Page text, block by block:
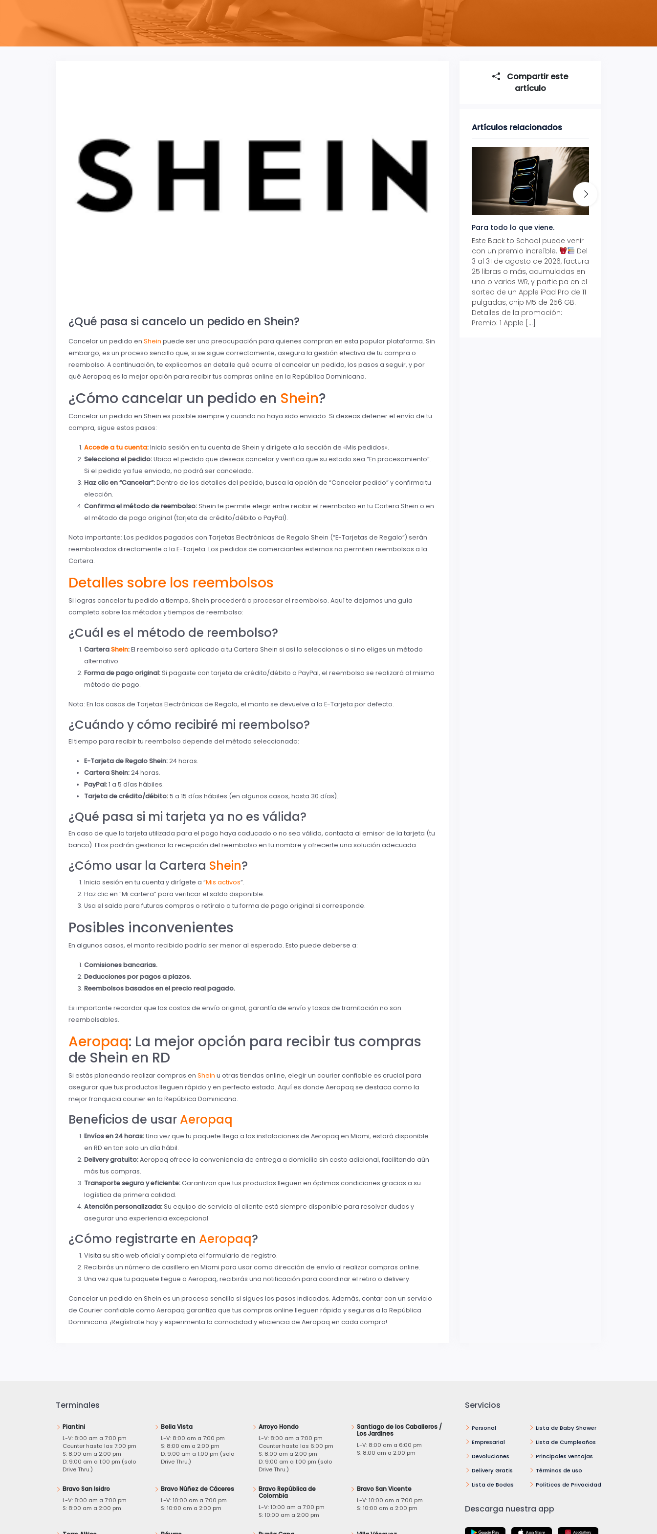
¿Qué pasa si cancelo un pedido en Shein?
Cancelar un pedido en Shein puede ser una preocupación para quienes compran en esta popular plataforma. Sin
embargo, es un proceso sencillo que, si se sigue correctamente, asegura la gestión efectiva de tu compra o
reembolso. A continuación, te explicamos en detalle qué ocurre al cancelar un pedido, los pasos a seguir, y por
qué Aeropaq es la mejor opción para recibir tus compras online en la República Dominicana.
¿Cómo cancelar un pedido en Shein?
Cancelar un pedido en Shein es posible siempre y cuando no haya sido enviado. Si deseas detener el envío de tu
compra, sigue estos pasos:
Accede a tu cuenta:Inicia sesión en tu cuenta de Shein y dirígete a la sección de «Mis pedidos».
Selecciona el pedido:Ubica el pedido que deseas cancelar y verifica que su estado sea “En procesamiento”.
Si el pedido ya fue enviado, no podrá ser cancelado.
Haz clic en “Cancelar”:Dentro de los detalles del pedido, busca la opción de “Cancelar pedido” y confirma tu
elección.
Confirma el método de reembolso:Shein te permite elegir entre recibir el reembolso en tu Cartera Shein o en
el método de pago original (tarjeta de crédito/débito o PayPal).
Nota importante: Los pedidos pagados con Tarjetas Electrónicas de Regalo Shein (“E-Tarjetas de Regalo”) serán
reembolsados directamente a la E-Tarjeta. Los pedidos de comerciantes externos no permiten reembolsos a la
Cartera.
Detalles sobre los reembolsos
Si logras cancelar tu pedido a tiempo, Shein procederá a procesar el reembolso. Aquí te dejamos una guía
completa sobre los métodos y tiempos de reembolso:
¿Cuál es el método de reembolso?
CarteraShein:El reembolso será aplicado a tu Cartera Shein si así lo seleccionas o si no eliges un método
alternativo.
Forma de pago original:Si pagaste con tarjeta de crédito/débito o PayPal, el reembolso se realizará al mismo
método de pago.
Nota: En los casos de Tarjetas Electrónicas de Regalo, el monto se devuelve a la E-Tarjeta por defecto.
¿Cuándo y cómo recibiré mi reembolso?
El tiempo para recibir tu reembolso depende del método seleccionado:
E-Tarjeta de Regalo Shein:24 horas.
Cartera Shein:24 horas.
PayPal:1 a 5 días hábiles.
Tarjeta de crédito/débito:5 a 15 días hábiles (en algunos casos, hasta 30 días).
¿Qué pasa si mi tarjeta ya no es válida?
En caso de que la tarjeta utilizada para el pago haya caducado o no sea válida, contacta al emisor de la tarjeta (tu
banco). Ellos podrán gestionar la recepción del reembolso en tu nombre y ofrecerte una solución adecuada.
¿Cómo usar la Cartera Shein?
Inicia sesión en tu cuenta y dirígete a “Mis activos”.
Haz clic en “Mi cartera” para verificar el saldo disponible.
Usa el saldo para futuras compras o retíralo a tu forma de pago original si corresponde.
Posibles inconvenientes
En algunos casos, el monto recibido podría ser menor al esperado. Esto puede deberse a:
Comisiones bancarias.
Deducciones por pagos a plazos.
Reembolsos basados en el precio real pagado.
Es importante recordar que los costos de envío original, garantía de envío y tasas de tramitación no son
reembolsables.
Aeropaq: La mejor opción para recibir tus compras
de Shein en RD
Si estás planeando realizar compras en Shein u otras tiendas online, elegir un courier confiable es crucial para
asegurar que tus productos lleguen rápido y en perfecto estado. Aquí es donde Aeropaq se destaca como la
mejor franquicia courier en la República Dominicana.
Beneficios de usar Aeropaq
Envíos en 24 horas:Una vez que tu paquete llega a las instalaciones de Aeropaq en Miami, estará disponible
en RD en tan solo un día hábil.
Delivery gratuito:Aeropaq ofrece la conveniencia de entrega a domicilio sin costo adicional, facilitando aún
más tus compras.
Transporte seguro y eficiente:Garantizan que tus productos lleguen en óptimas condiciones gracias a su
logística de primera calidad.
Atención personalizada:Su equipo de servicio al cliente está siempre disponible para resolver dudas y
asegurar una experiencia excepcional.
¿Cómo registrarte en Aeropaq?
Visita su sitio web oficial y completa el formulario de registro.
Recibirás un número de casillero en Miami para usar como dirección de envío al realizar compras online.
Una vez que tu paquete llegue a Aeropaq, recibirás una notificación para coordinar el retiro o delivery.
Cancelar un pedido en Shein es un proceso sencillo si sigues los pasos indicados. Además, contar con un servicio
de Courier confiable como Aeropaq garantiza que tus compras online lleguen rápido y seguras a la República
Dominicana. ¡Regístrate hoy y experimenta la comodidad y eficiencia de Aeropaq en cada compra!
Compartir este
artículo
Artículos relacionados
Para todo lo que viene.
Este Back to School puede venir
con un premio increíble.
Del
3 al 31 de agosto de 2026, factura
25 libras o más, acumuladas en
uno o varios WR, y participa en el
sorteo de un Apple iPad Pro de 11
pulgadas, chip M5 de 256 GB.
Detalles de la promoción:
Premio: 1 Apple […]
Terminales
Piantini
L-V: 8:00 am a 7:00 pm
Counter hasta las 7:00 pm
S: 8:00 am a 2:00 pm
D: 9:00 am a 1:00 pm (solo
Drive Thru.)
Bella Vista
L-V: 8:00 am a 7:00 pm
S: 8:00 am a 2:00 pm
D: 9:00 am a 1:00 pm (solo
Drive Thru.)
Arroyo Hondo
L-V: 8:00 am a 7:00 pm
Counter hasta las 6:00 pm
S: 8:00 am a 2:00 pm
D: 9:00 am a 1:00 pm (solo
Drive Thru.)
Santiago de los Caballeros /
Los Jardines
L-V: 8:00 am a 6:00 pm
S: 8:00 am a 2:00 pm
Bravo San Isidro
L-V: 8:00 am a 7:00 pm
S: 8:00 am a 2:00 pm
Bravo Núñez de Cáceres
L-V: 10:00 am a 7:00 pm
S: 10:00 am a 2:00 pm
Bravo República de
Colombia
L-V: 10:00 am a 7:00 pm
S: 10:00 am a 2:00 pm
Bravo San Vicente
L-V: 10:00 am a 7:00 pm
S: 10:00 am a 2:00 pm
Servicios
Personal
Empresarial
Devoluciones
Delivery Gratis
Lista de Bodas
Lista de Baby Shower
Lista de Cumpleaños
Principales ventajas
Términos de uso
Políticas de Privacidad
Descarga nuestra app